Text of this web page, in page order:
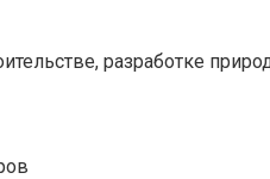
разработке